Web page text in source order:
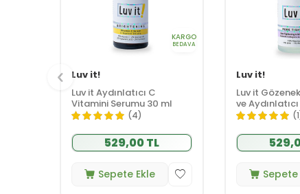
KARGO
BEDAVA
Luv it!
Luv it Aydınlatıcı C
Vitamini Serumu 30 ml
(4)
529,00 TL
Sepete Ekle
Luv it!
Luv it Gözenek
ve
Sepete